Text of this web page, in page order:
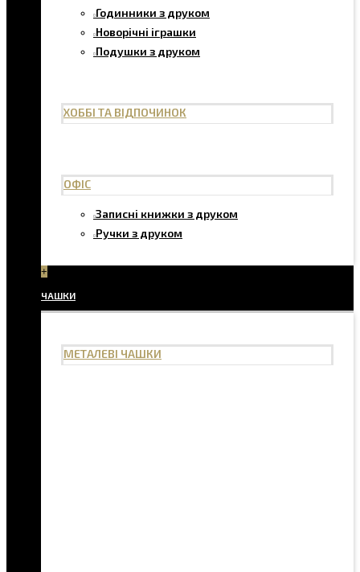
Годинники з друком
Новорічні іграшки
Подушки з друком
ХОББІ ТА ВІДПОЧИНОК
ОФІС
Записні книжки з друком
Ручки з друком
+
ЧАШКИ
МЕТАЛЕВІ ЧАШКИ